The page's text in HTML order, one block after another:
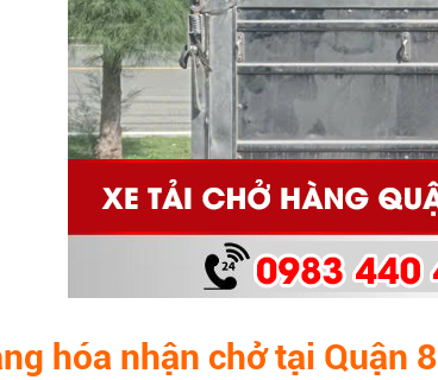
hóa nhận chở tại Quận 8